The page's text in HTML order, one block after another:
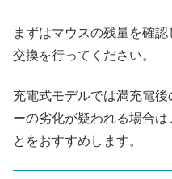
まずはマウスの残量を確
交換を行ってください。
充電式モデルでは満充電
ーの劣化が疑われる場合
とをおすすめします。